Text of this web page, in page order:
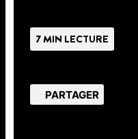
7 MIN LECTURE
PARTAGER